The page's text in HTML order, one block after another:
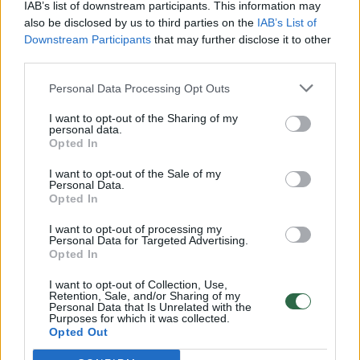
IAB’s list of downstream participants. This information may
also be disclosed by us to third parties on the IAB’s List of
Downstream Participants that may further disclose it to other
Personal Data Processing Opt Outs
I want to opt-out of the Sharing of my
personal data.
Opted In
I want to opt-out of the Sale of my
Personal Data.
Opted In
I want to opt-out of processing my
Personal Data for Targeted Advertising.
Opted In
I want to opt-out of Collection, Use,
Retention, Sale, and/or Sharing of my
Personal Data that Is Unrelated with the
Purposes for which it was collected.
Opted Out
vaiko gyvybių išgelbėti nepavyko
Žinios | Lietuvos diena
00:00:57
32 laipsnių šilumos
Žinios | Orai
V. Zalužno pasisakymą laiko bandymu įsitvirtinti
Ukrainos politikoje: jis yra neteisus
Laidos Nauja diena
00:00:57
Sinoptikai atsakė, kokiais orais užbaigsime darbo
savaitę: karščiai atsitrauks
Žinios | Orai